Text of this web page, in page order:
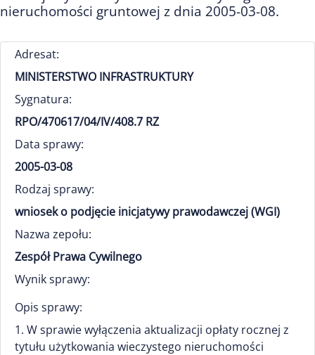
nieruchomości gruntowej z dnia 2005-03-08.
Adresat:
MINISTERSTWO INFRASTRUKTURY
Sygnatura:
RPO/470617/04/IV/408.7 RZ
Data sprawy:
2005-03-08
Rodzaj sprawy:
wniosek o podjęcie inicjatywy prawodawczej (WGI)
Nazwa zepołu:
Zespół Prawa Cywilnego
Wynik sprawy:
Opis sprawy:
1. W sprawie wyłączenia aktualizacji opłaty rocznej z
tytułu użytkowania wieczystego nieruchomości